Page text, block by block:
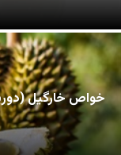
خواص خارگیل